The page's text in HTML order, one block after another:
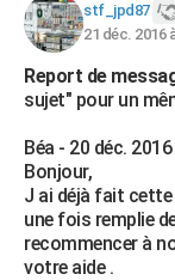
stf_jpd87
21 déc. 2016
Report de
sujet" pour un
Béa - 20 déc.
Bonjour,
J ai déjà fait
une fois remplie
recommencer à
votre aide .